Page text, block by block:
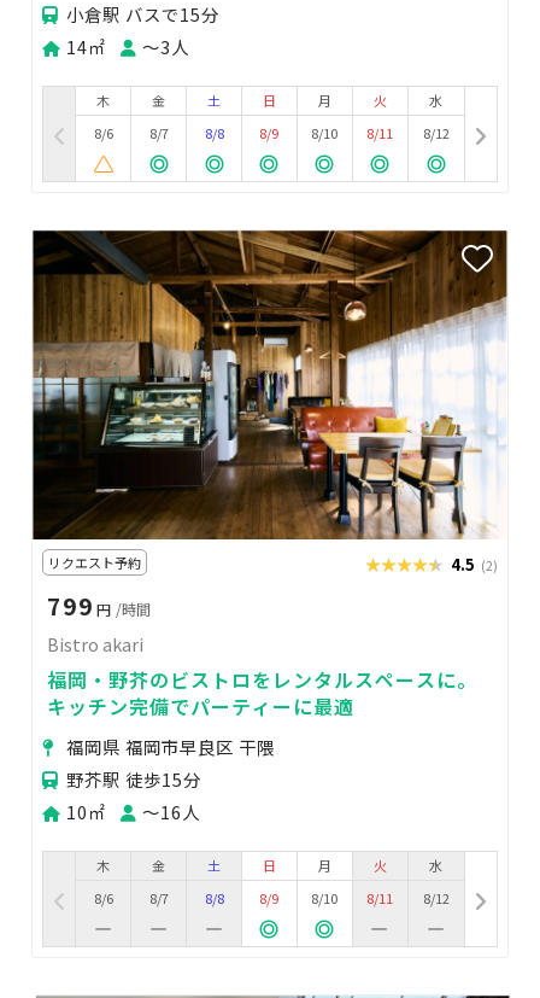
小倉駅 バスで15分
14㎡
〜3人
木
8/6
金
8/7
土
8/8
日
8/9
月
8/10
火
8/11
水
8/12
リクエスト予約 ★★★★★
★★★★★ 4.5 (2)
799 円 /時間
Bistro akari
福岡・野芥のビストロをレンタルスペースに。
キッチン完備でパーティーに最適
福岡県 福岡市早良区 干隈
野芥駅 徒歩15分
10㎡
〜16人
木
8/6
金
8/7
土
8/8
日
8/9
月
8/10
火
8/11
水
8/12